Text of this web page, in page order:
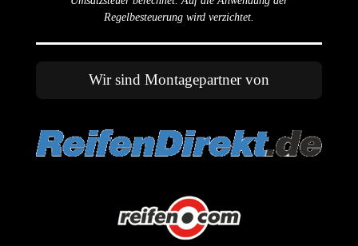
Regelbesteuerung wird verzichtet.
Wir sind Montagepartner von